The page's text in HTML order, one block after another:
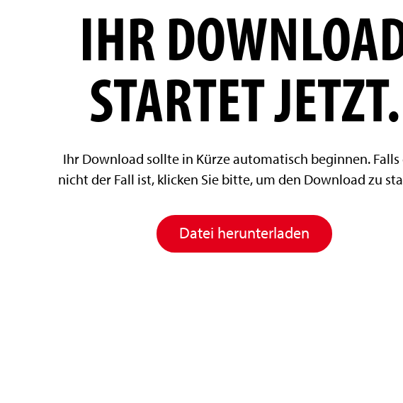
IHR
STARTET JETZT.
Ihr Download sollte in Kürze automatisch beginnen. Falls
nicht der Fall ist, klicken Sie bitte, um den Download zu
Datei herunterladen